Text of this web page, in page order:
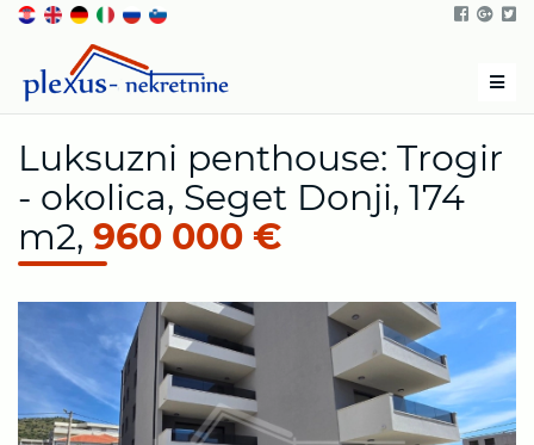
Menu
Luksuzni penthouse: Trogir
- okolica, Seget Donji, 174
m2, 960 000 €